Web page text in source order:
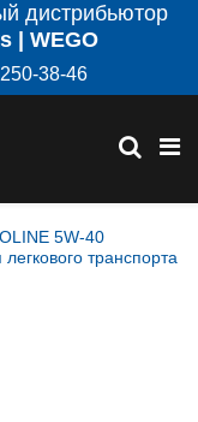
дистрибьютор
| WEGO
38-46
5W-40
транспорта